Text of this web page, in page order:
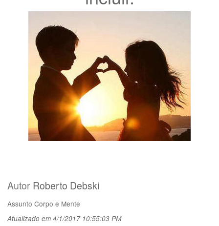
Autor Roberto Debski
Assunto Corpo e Mente
Atualizado em 4/1/2017 10:55:03 PM